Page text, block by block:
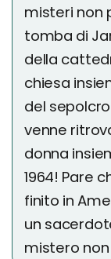
misteri non
tomba di
della
chiesa
del
venne
donna
1964! Pare
finito in
un
mistero